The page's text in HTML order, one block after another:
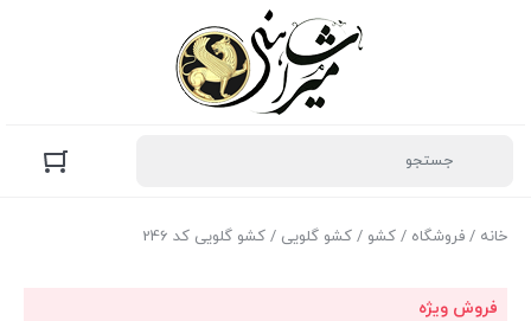
خانه / فروشگاه / کشو / کشو گلویی / کشو گلویی کد 246
فروش ویژه